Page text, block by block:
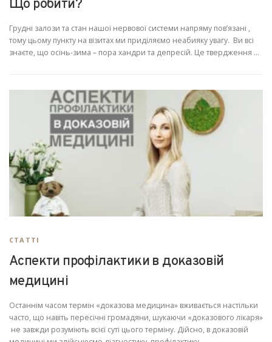
Що робити?
Грудні залози та стан нашої нервової системи напряму пов’язані ,
тому цьому пункту на візитах ми приділяємо неабияку увагу. Ви всі
знаєте, що осінь-зима – пора хандри та депресій. Це твердження …
СТАТТІ
Аспекти профілактики в доказовій
медицині
Останнім часом термін «доказова медицина» вживається настільки
часто, що навіть пересічні громадяни, шукаючи «доказового лікаря»
не завжди розуміють всієї суті цього терміну. Дійсно, в доказовій